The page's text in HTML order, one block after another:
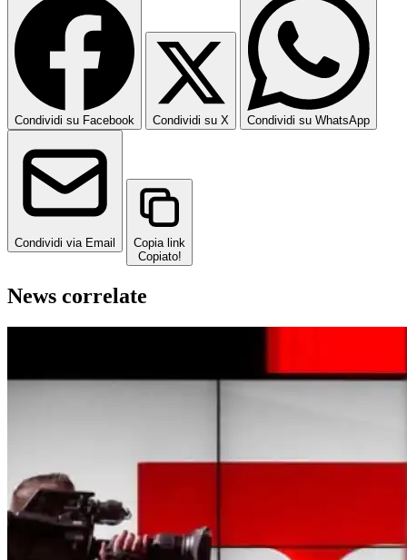
Condividi su Facebook Condividi su X Condividi su WhatsApp
Condividi via Email
Copia link
Copiato!
News correlate